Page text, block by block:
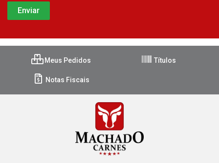
Meus Pedidos Títulos
Notas Fiscais